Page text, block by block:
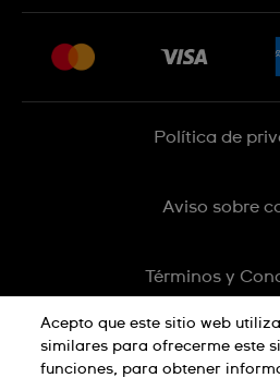
Empleo
Sitemap
Política de
Aviso sobre
Términos y
Acepto que este sitio web
similares para ofrecerme este
funciones, para obtener